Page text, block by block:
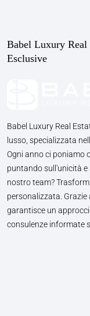
Babel Luxury Real
Esclusive
Babel Luxury Real
lusso, specializzata
Ogni anno ci poniamo
puntando sull'unicità e
nostro team?
personalizzata.
garantisce un
consulenze informate